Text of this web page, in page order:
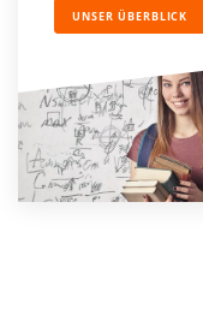
UNSER ÜBERBLICK